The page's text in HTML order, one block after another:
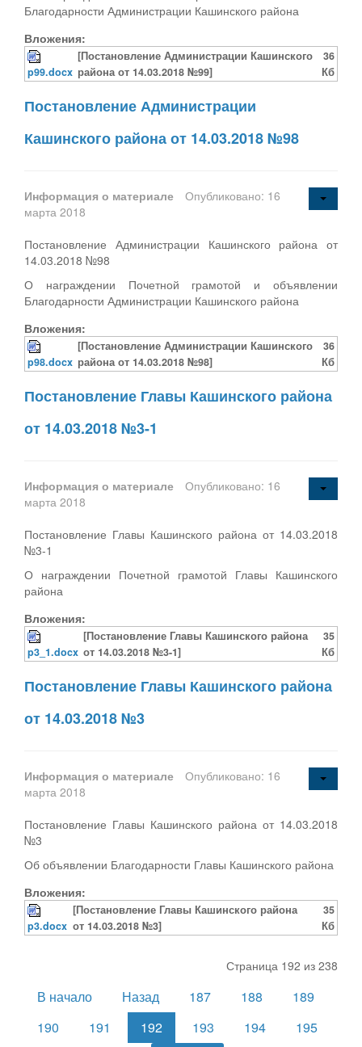
Благодарности Администрации Кашинского района
Вложения:
p99.docx
[Постановление Администрации Кашинского
района от 14.03.2018 №99]
36
Кб
Постановление Администрации
Кашинского района от 14.03.2018 №98
Информация о материале
Опубликовано: 16
марта 2018
Постановление Администрации Кашинского района от
14.03.2018 №98
О награждении Почетной грамотой и объявлении
Благодарности Администрации Кашинского района
Вложения:
p98.docx
[Постановление Администрации Кашинского
района от 14.03.2018 №98]
36
Кб
Постановление Главы Кашинского района
от 14.03.2018 №3-1
Информация о материале
Опубликовано: 16
марта 2018
Постановление Главы Кашинского района от 14.03.2018
№3-1
О награждении Почетной грамотой Главы Кашинского
района
Вложения:
p3_1.docx
[Постановление Главы Кашинского района
от 14.03.2018 №3-1]
35
Кб
Постановление Главы Кашинского района
от 14.03.2018 №3
Информация о материале
Опубликовано: 16
марта 2018
Постановление Главы Кашинского района от 14.03.2018
№3
Об объявлении Благодарности Главы Кашинского района
Вложения:
p3.docx
[Постановление Главы Кашинского района
от 14.03.2018 №3]
35
Кб
Страница 192 из 238
В начало Назад 187 188
189
190
191 192 193 194
195